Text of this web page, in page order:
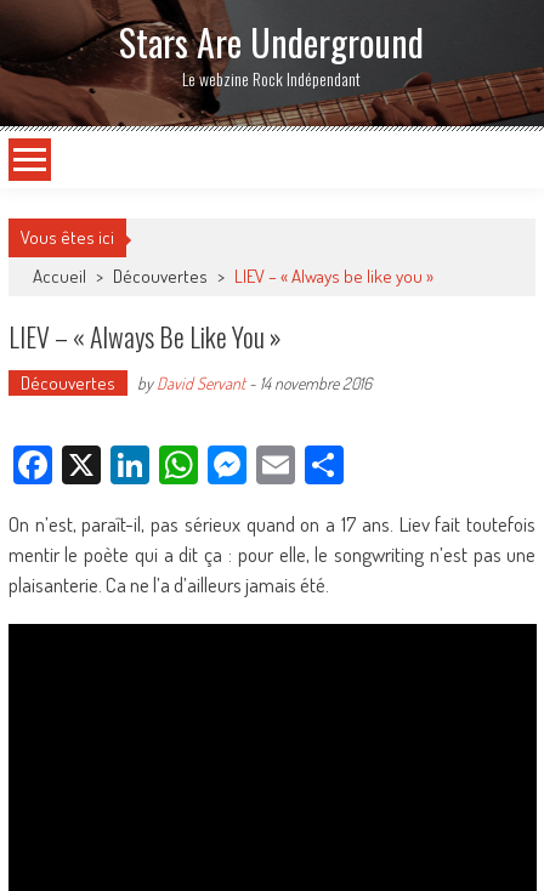
Stars Are Underground
Le webzine Rock Indépendant
Vous êtes ici
Accueil > Découvertes > LIEV – « Always be like you »
LIEV – « Always Be Like You »
Découvertes byDavid Servant- 14 novembre 2016
Facebook
X LinkedIn
WhatsApp
Messenger
EmailPartager
On n’est, paraît-il, pas sérieux quand on a 17 ans. Liev fait toutefois
mentir le poète qui a dit ça : pour elle, le songwriting n’est pas une
plaisanterie. Ca ne l’a d’ailleurs jamais été.